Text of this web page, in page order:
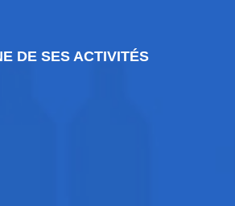
DE SES ACTIVITÉS